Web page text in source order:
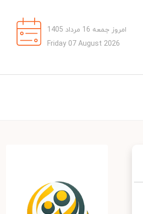
امروز جمعه 16 مرداد 1405
Friday 07 August 2026